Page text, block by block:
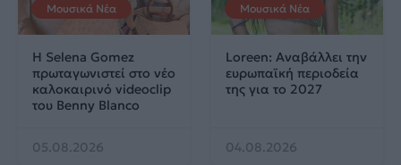
Μουσικά Νέα
Η Selena Gomez
πρωταγωνιστεί στο νέο
καλοκαιρινό videoclip
του Benny Blanco
05.08.2026
Μουσικά Νέα
Loreen: Αναβάλλει την
ευρωπαϊκή περιοδεία
της για το 2027
04.08.2026